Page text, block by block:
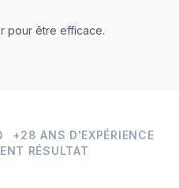
pour être efficace.
+28 ANS D'EXPÉRIENCE
RÉSULTAT